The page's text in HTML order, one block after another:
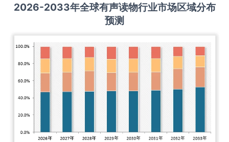
2026-2033年全球有声读物行业市场区域分布
预测